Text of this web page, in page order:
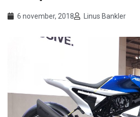
6 november, 2018 Linus Bankler